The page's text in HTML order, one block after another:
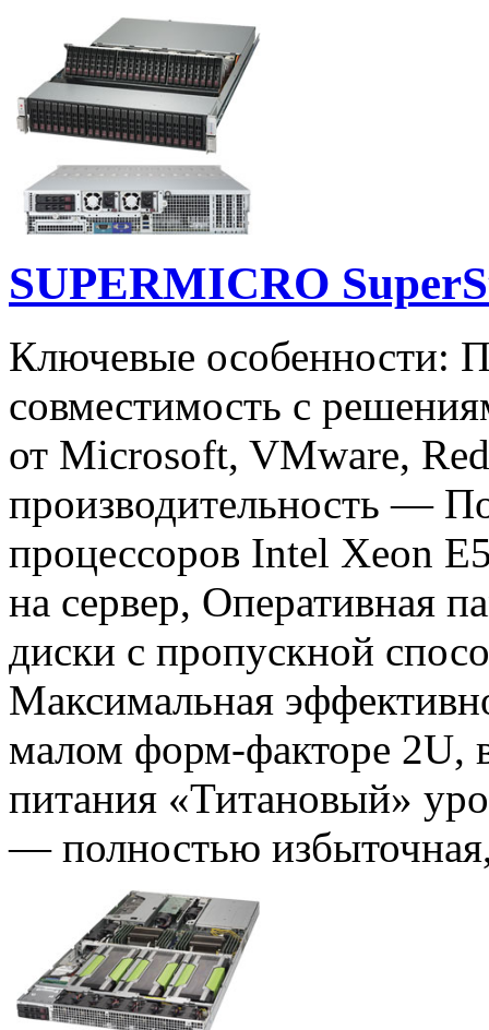
SUPERMICRO
Ключевые особенности:
совместимость с
от Microsoft, VMware,
производительность —
процессоров Intel Xeon
на сервер, Оперативная
диски с пропускной
Максимальная
малом форм-факторе 2U,
питания «Титановый»
— полностью